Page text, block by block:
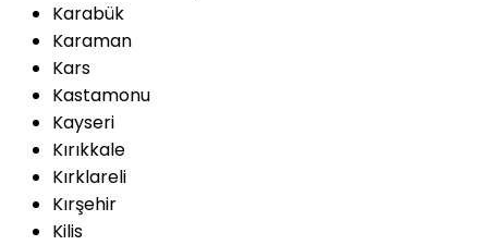
Karabük
Karaman
Kars
Kastamonu
Kayseri
Kırıkkale
Kırklareli
Kırşehir
Kilis